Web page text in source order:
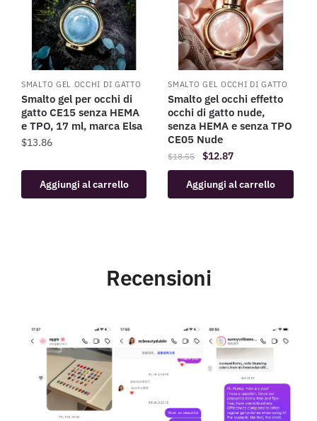
SMALTO GEL OCCHI DI GATTO
Smalto gel per occhi di
gatto CE15 senza HEMA
e TPO, 17 ml, marca Elsa
$13.86
Aggiungi al carrello
SMALTO GEL OCCHI DI GATTO
Smalto gel occhi effetto
occhi di gatto nude,
senza HEMA e senza TPO
CE05 Nude
$18.55 $12.87
Aggiungi al carrello
Recensioni